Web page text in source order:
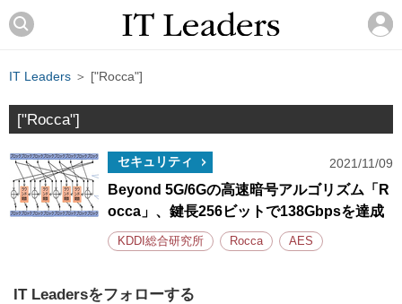
IT Leaders ＞ ["Rocca"]
["Rocca"]
セキュリティ 2021/11/09
Beyond 5G/6Gの高速暗号アルゴリズム「R
occa」、鍵長256ビットで138Gbpsを達成
KDDI総合研究所 Rocca AES
IT Leadersをフォローする